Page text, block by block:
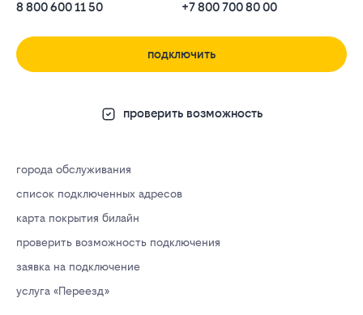
8 800 600 11 50
+7 800 700 80 00
подключить
проверить возможность
города обслуживания
список подключенных адресов
карта покрытия билайн
проверить возможность подключения
заявка на подключение
услуга «Переезд»